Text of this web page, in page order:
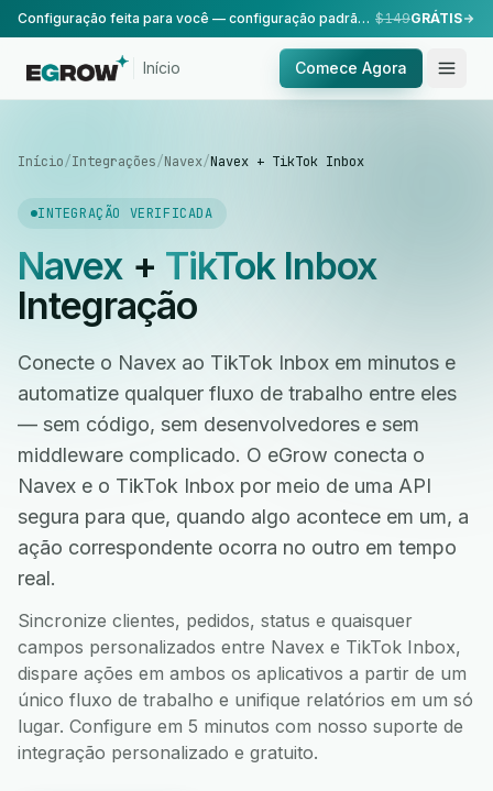
Configuração feita para você — configuração padrão, realizada pela nossa equipe. $149GRÁTIS
Início Comece Agora
Início/Integrações/Navex/Navex + TikTok Inbox
INTEGRAÇÃO VERIFICADA
Navex+ TikTok Inbox
Integração
Conecte o Navex ao TikTok Inbox em minutos e
automatize qualquer fluxo de trabalho entre eles
— sem código, sem desenvolvedores e sem
middleware complicado. O eGrow conecta o
Navex e o TikTok Inbox por meio de uma API
segura para que, quando algo acontece em um, a
ação correspondente ocorra no outro em tempo
real.
Sincronize clientes, pedidos, status e quaisquer
campos personalizados entre Navex e TikTok Inbox,
dispare ações em ambos os aplicativos a partir de um
único fluxo de trabalho e unifique relatórios em um só
lugar. Configure em 5 minutos com nosso suporte de
integração personalizado e gratuito.